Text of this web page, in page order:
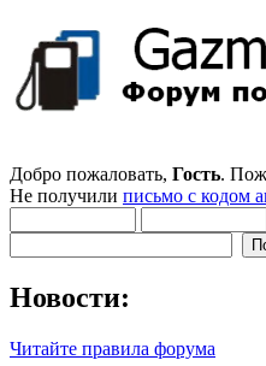
Добро пожаловать, Гость.
Не получили письмо с кодом
Новости:
Читайте правила форума